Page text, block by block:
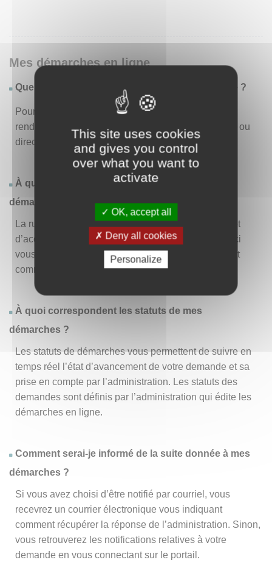
This site uses cookies
and gives you control
over what you want to
activate
OK, accept all
Deny all cookies
Personalize
Mes démarches en ligne
Quelles sont les démarches disponibles en ligne ?
Pour consulter la liste des démarches disponibles,
rendez-vous dans le menu « Liste des démarches » ou
directement en page d’accueil.
À quoi correspond la rubrique « Effectuer une
démarche » ?
La rubrique « Effectuer une démarche » vous permet
d’accéder à la liste des démarches disponibles. D’ici
vous pouvez choisir la démarche vous intéressant et
commencer à la remplir en un clic.
À quoi correspondent les statuts de mes
démarches ?
Les statuts de démarches vous permettent de suivre en
temps réel l’état d’avancement de votre demande et sa
prise en compte par l’administration. Les statuts des
demandes sont définis par l’administration qui édite les
démarches en ligne.
Comment serai-je informé de la suite donnée à mes
démarches ?
Si vous avez choisi d’être notifié par courriel, vous
recevrez un courrier électronique vous indiquant
comment récupérer la réponse de l’administration. Sinon,
vous retrouverez les notifications relatives à votre
demande en vous connectant sur le portail.